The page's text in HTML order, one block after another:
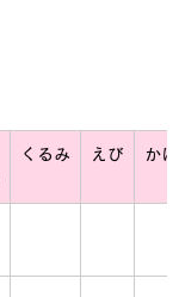
くるみ えび かに